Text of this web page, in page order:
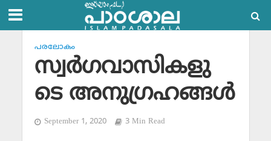
പരലോകം
സ്വര്‍ഗവാസികളു
ടെ അനുഗ്രഹങ്ങള്‍
September 1, 2020 3 Min Read